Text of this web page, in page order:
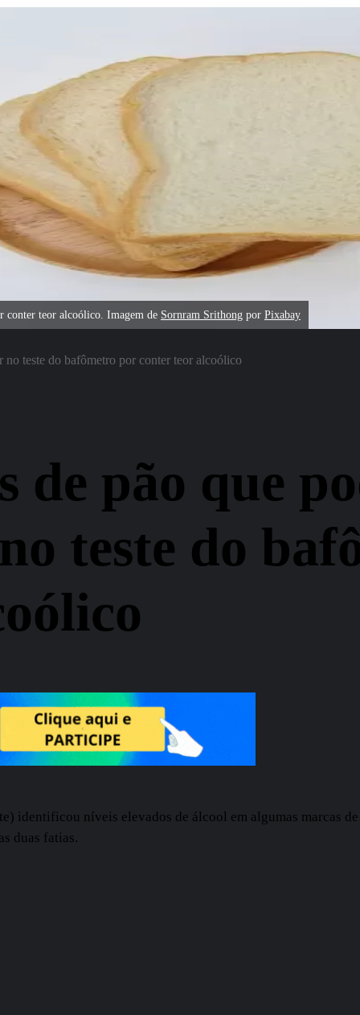
conter teor alcoólico. Imagem de Sornram Srithong por Pixabay
no teste do bafômetro por conter teor alcoólico
de pão que
teste do
identificou níveis elevados de álcool em algumas marcas
duas fatias.